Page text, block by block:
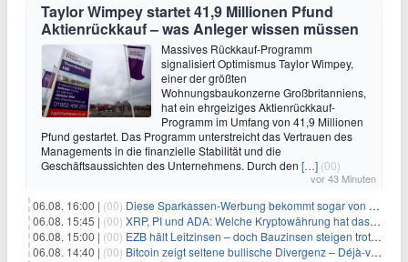
Taylor Wimpey startet 41,9 Millionen Pfund
Aktienrückkauf – was Anleger wissen müssen
Massives Rückkauf-Programm
signalisiert Optimismus Taylor Wimpey,
einer der größten
Wohnungsbaukonzerne Großbritanniens,
hat ein ehrgeiziges Aktienrückkauf-
Programm im Umfang von 41,9 Millionen
Pfund gestartet. Das Programm unterstreicht das Vertrauen des
Managements in die finanzielle Stabilität und die
Geschäftsaussichten des Unternehmens. Durch den […] (00)
vor 43 Minuten
06.08. 16:00 | (00) Diese Sparkassen-Werbung bekommt sogar von der Konkurrenz Lob
06.08. 15:45 | (00) XRP, PI und ADA: Welche Kryptowährung hat das größte Potenzial im nächsten Bullenmarkt?
06.08. 15:00 | (00) EZB hält Leitzinsen – doch Bauzinsen steigen trotzdem: Das Nahost-Problem für Immobilienkäufer
06.08. 14:40 | (00) Bitcoin zeigt seltene bullische Divergenz – Déjà-vu für BTC?